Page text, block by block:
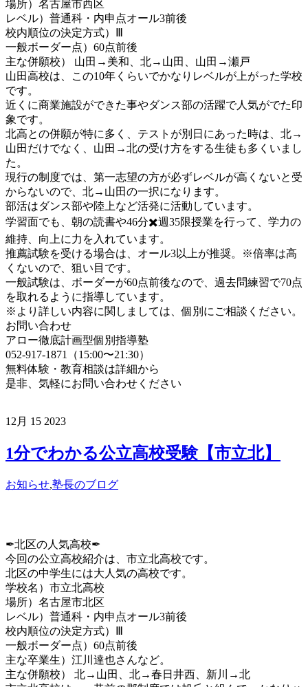
場所）名古屋市西区
レベル）普通科・内申点オール3前後
校内順位の決定方式）Ⅲ
一般ボーダー点）60点前後
主な併願校） 山田→美和、北→山田、山田→瀬戸
山田高校は、この10年くらいでかなりレベルが上がった学校
です。
近くに商業施設ができた事やダンス部の活躍で人気がでた印
象です。
北高との併願が特に多く、テストが別日にあった時は、北→
山田だけでなく、山田→北の受け方をする生徒も多くいまし
た。
現行の制度では、第一志望の方が必ずレベルが高くないと受
からないので、北→山田の一択になります。
部活はダンス部や陸上など活発に活動しています。
学習面でも、朝の読書や46分✖️週35限授業を行って、学力の
維持、向上に力を入れています。
推薦試験を受ける場合は、オール3以上が推奨。※倍率は高
くないので、狙い目です。
一般試験は、ボーダーが60点前後なので、過去問練習で70点
を取れるように指導しています。
※より詳しい内容に関しましては、個別にご相談ください。
お問い合わせ
アロー徹底計画型個別指導塾
052-917-1871（15:00〜21:30）
無料体験・教育相談は詳細から
是非、気軽にお問い合わせください
12月 15 2023
1分でわかる公立高校受験【市立北】
お知らせ,塾長のブログ
✒︎北区の人気高校✒︎
今回の公立高校紹介は、市立北高校です。
北区の中学生には大人気の高校です。
学校名）市立北高校
場所）名古屋市北区
レベル）普通科・内申点オール3前後
校内順位の決定方式）Ⅲ
一般ボーダー点）60点前後
主な卒業生）江川達也さんなど。
主な併願校） 北→山田、北→春日井西、新川→北